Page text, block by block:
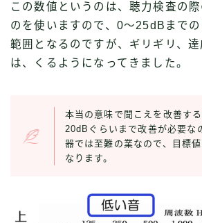
この数値というのは、聴力検査の
のを使いますので、0〜25dBまで
範囲となるのですが、ギリギリ、
は、くるようになってきました。
本当の意味で聞こえを改善す
20dBぐらいまで改善が必要な
器では至難の業なので、目標
なります。